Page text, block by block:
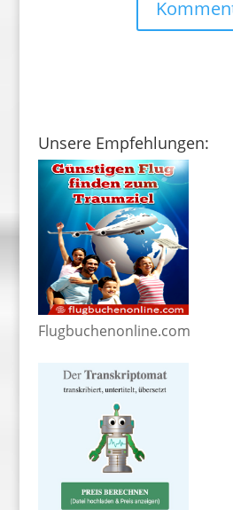
Unsere Empfehlungen:
Flugbuchenonline.com